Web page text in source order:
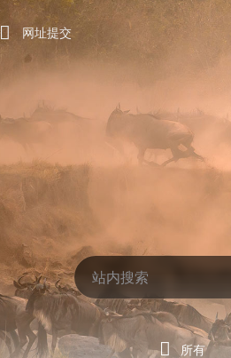
网址提交
所有